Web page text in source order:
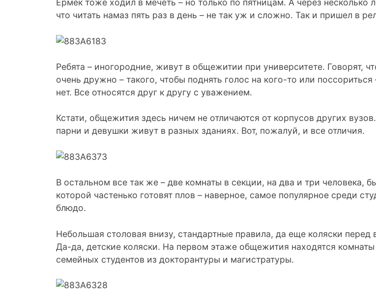
Ермек тоже ходил в мечеть – но только по пятницам. А через несколько
что читать намаз пять раз в день – не так уж и сложно. Так и пришел в
Ребята – иногородние, живут в общежитии при университете. Говорят,
очень дружно – такого, чтобы поднять голос на кого-то или поссориться
нет. Все относятся друг к другу с уважением.
Кстати, общежития здесь ничем не отличаются от корпусов других
парни и девушки живут в разных зданиях. Вот, пожалуй, и все отличия.
В остальном все так же – две комнаты в секции, на два и три человека,
которой частенько готовят плов – наверное, самое популярное среди
блюдо.
Небольшая столовая внизу, стандартные правила, да еще коляски перед
Да-да, детские коляски. На первом этаже общежития находятся комнаты
семейных студентов из докторантуры и магистратуры.